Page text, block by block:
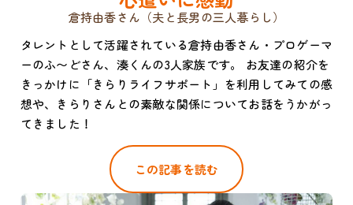
倉持由香さん（夫と長男の三人暮らし）
タレントとして活躍されている倉持由香さん・プロゲーマ
ーのふ〜どさん、湊くんの3人家族です。 お友達の紹介を
きっかけに「きらりライフサポート」を利用してみての感
想や、きらりさんとの素敵な関係についてお話をうかがっ
てきました！
この記事を読む